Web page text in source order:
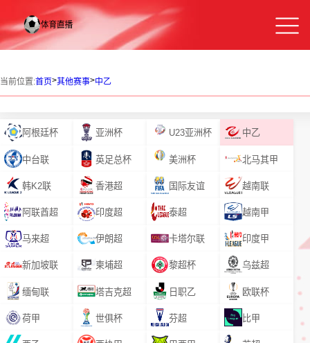
当前位置:首页>其他赛事>中乙
阿根廷杯 亚洲杯 U23亚洲杯 中乙
中台联 英足总杯 美洲杯 北马其甲
韩K2联 香港超 国际友谊 越南联
阿联酋超 印度超 泰超 越南甲
马来超 伊朗超 卡塔尔联 印度甲
新加坡联 柬埔超 黎超杯 乌兹超
缅甸联 塔吉克超 日职乙 欧联杯
荷甲 世俱杯 芬超 比甲